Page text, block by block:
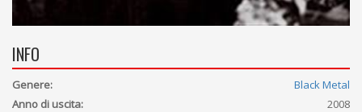
INFO
Genere:
Black Metal
Anno di uscita:
2008